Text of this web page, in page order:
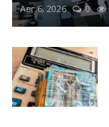
Авг 6, 2026 0